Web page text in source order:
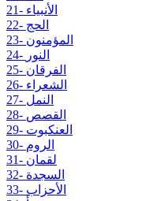
21- الأنبياء
22- الحج
23- المؤمنون
24- النور
25- الفرقان
26- الشعراء
27- النمل
28- القصص
29- العنكبوت
30- الروم
31- لقمان
32- السجدة
33- الأحزاب